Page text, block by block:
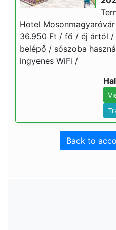
Hotel
36.950 Ft / fő / éj ártól
belépő / sószoba
ingyenes WiFi /
Back to